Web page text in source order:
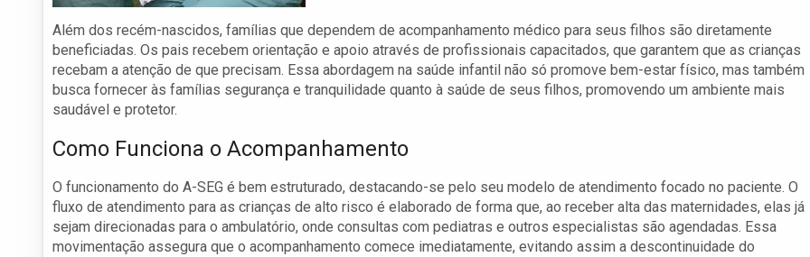
Além dos recém-nascidos, famílias que dependem de acompanhamento médico para seus filhos são diretamente
beneficiadas. Os pais recebem orientação e apoio através de profissionais capacitados, que garantem que as crianças
recebam a atenção de que precisam. Essa abordagem na saúde infantil não só promove bem-estar físico, mas também
busca fornecer às famílias segurança e tranquilidade quanto à saúde de seus filhos, promovendo um ambiente mais
saudável e protetor.
Como Funciona o Acompanhamento
O funcionamento do A-SEG é bem estruturado, destacando-se pelo seu modelo de atendimento focado no paciente. O
fluxo de atendimento para as crianças de alto risco é elaborado de forma que, ao receber alta das maternidades, elas já
sejam direcionadas para o ambulatório, onde consultas com pediatras e outros especialistas são agendadas. Essa
movimentação assegura que o acompanhamento comece imediatamente, evitando assim a descontinuidade do